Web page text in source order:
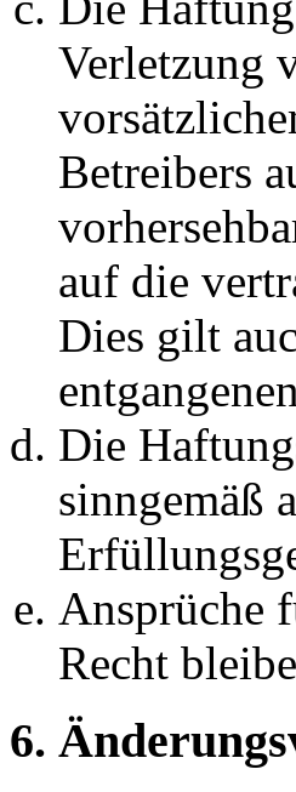
Verletzung
Betreibers
auf die
Dies gilt
Die
sinngemäß
Ansprüche
Recht
6.